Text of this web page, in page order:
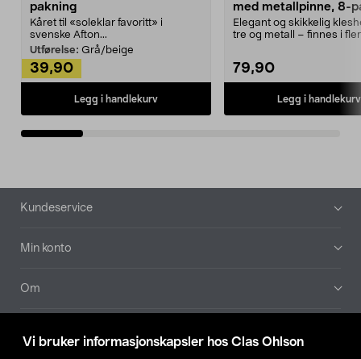
Vi bruker informasjonskapsler hos Clas Ohlson
pakning
Kåret til «soleklar favoritt» i
svenske Afton...
Utførelse: Grå/beige
39,90
Legg i handlekurv
med metallpinne, 8-
Elegant og skikkelig
tre og metall – finnes i
79,90
Legg i handlekurv
Bunntekst
Kundeservice
Min konto
Om